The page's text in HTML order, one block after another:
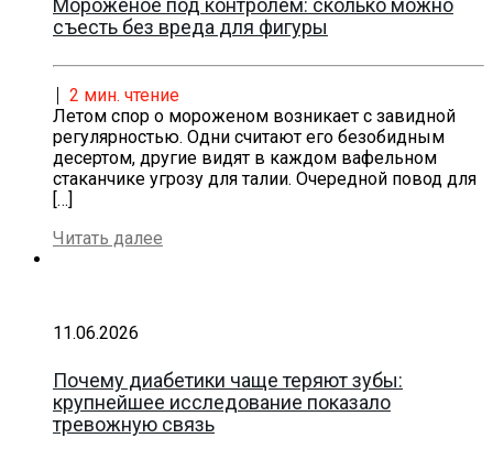
Мороженое под контролем: сколько можно
съесть без вреда для фигуры
2 мин. чтение
Летом спор о мороженом возникает с завидной
регулярностью. Одни считают его безобидным
десертом, другие видят в каждом вафельном
стаканчике угрозу для талии. Очередной повод для
[…]
Читать далее
11.06.2026
Почему диабетики чаще теряют зубы:
крупнейшее исследование показало
тревожную связь